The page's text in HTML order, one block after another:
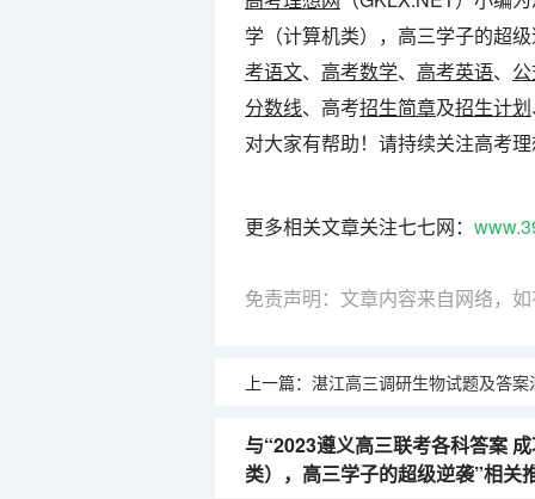
学（计算机类），高三学子的超
考语文、 高考数学、 高考英语、
分数线、高考招生简章及招生计划
对大家有帮助！请持续关注高考
更多相关文章关注七七网：
免责声明：文章内容来自网络，
上一篇： 湛江高三调研生物试题及答案汇总 福建高三11月联合测评历史答案及试
与“2023遵义高三联考各科答案
类），高三学子的超级逆袭”相关